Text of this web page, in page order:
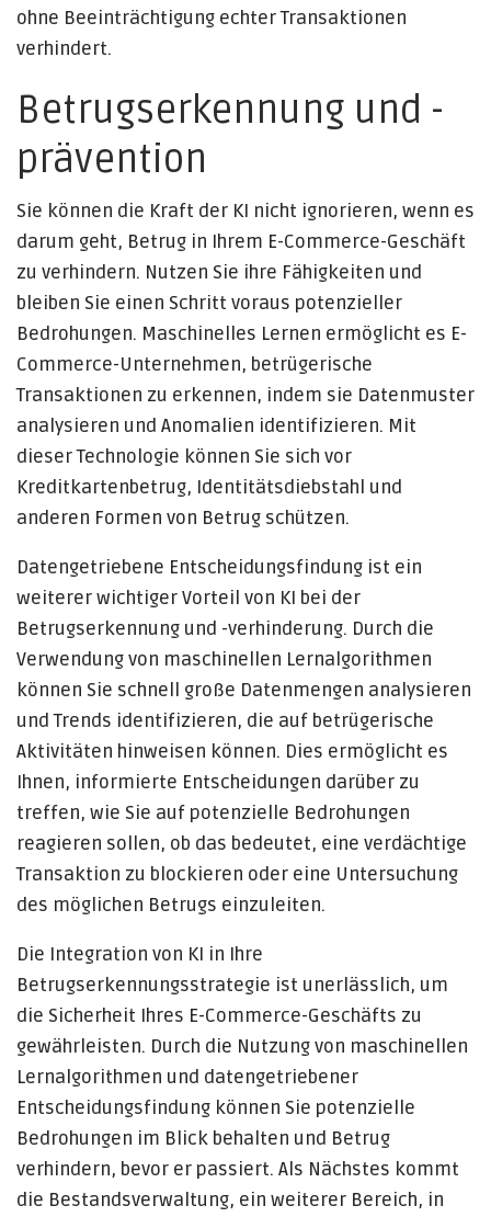
ohne Beeinträchtigung echter Transaktionen
verhindert.
Betrugserkennung und -
prävention
Sie können die Kraft der KI nicht ignorieren, wenn es
darum geht, Betrug in Ihrem E-Commerce-Geschäft
zu verhindern. Nutzen Sie ihre Fähigkeiten und
bleiben Sie einen Schritt voraus potenzieller
Bedrohungen. Maschinelles Lernen ermöglicht es E-
Commerce-Unternehmen, betrügerische
Transaktionen zu erkennen, indem sie Datenmuster
analysieren und Anomalien identifizieren. Mit
dieser Technologie können Sie sich vor
Kreditkartenbetrug, Identitätsdiebstahl und
anderen Formen von Betrug schützen.
Datengetriebene Entscheidungsfindung ist ein
weiterer wichtiger Vorteil von KI bei der
Betrugserkennung und -verhinderung. Durch die
Verwendung von maschinellen Lernalgorithmen
können Sie schnell große Datenmengen analysieren
und Trends identifizieren, die auf betrügerische
Aktivitäten hinweisen können. Dies ermöglicht es
Ihnen, informierte Entscheidungen darüber zu
treffen, wie Sie auf potenzielle Bedrohungen
reagieren sollen, ob das bedeutet, eine verdächtige
Transaktion zu blockieren oder eine Untersuchung
des möglichen Betrugs einzuleiten.
Die Integration von KI in Ihre
Betrugserkennungsstrategie ist unerlässlich, um
die Sicherheit Ihres E-Commerce-Geschäfts zu
gewährleisten. Durch die Nutzung von maschinellen
Lernalgorithmen und datengetriebener
Entscheidungsfindung können Sie potenzielle
Bedrohungen im Blick behalten und Betrug
verhindern, bevor er passiert. Als Nächstes kommt
die Bestandsverwaltung, ein weiterer Bereich, in